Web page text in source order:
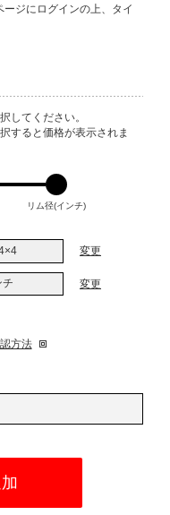
ジにログインの上、タイ
してください。
すると価格が表示されま
リム径(インチ)
変更
チ 変更
方法